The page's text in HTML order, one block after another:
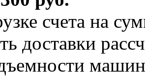
счета на
доставки